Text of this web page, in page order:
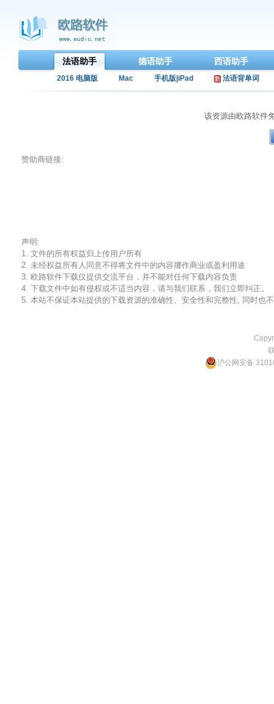
法语助手 德语助手 西语助手
2016 电脑版 Mac 手机版|iPad 法语背单词
该资源由欧路软件
赞助商链接:
声明:
1. 文件的所有权益归上传用户所有
2. 未经权益所有人同意不得将文件中的内容挪作商业或盈利用途
3. 欧路软件下载仅提供交流平台，并不能对任何下载内容负责
4. 下载文件中如有侵权或不适当内容，请与我们联系，我们立即纠正。
5. 本站不保证本站提供的下载资源的准确性、安全性和完整性, 同时也
沪公网安备